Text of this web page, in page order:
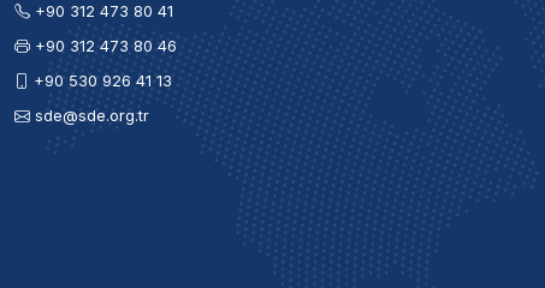
+90 312 473 80 41
+90 312 473 80 46
+90 530 926 41 13
sde@sde.org.tr